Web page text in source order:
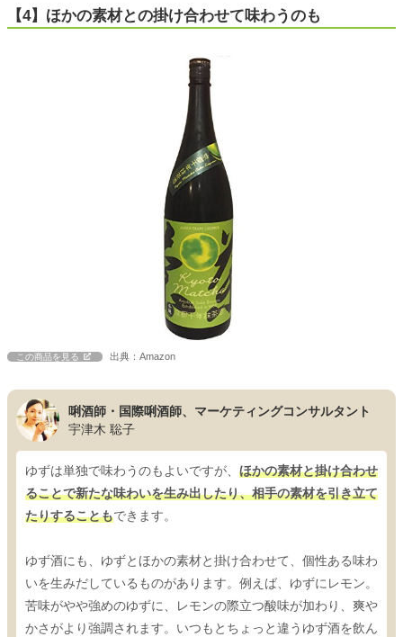
【4】ほかの素材との掛け合わせて味わうのも
この商品を見る 出典：Amazon
唎酒師・国際唎酒師、マーケティングコンサルタント
宇津木 聡子
ゆずは単独で味わうのもよいですが、 ほかの素材と掛け合わせ
ることで新たな味わいを生み出したり、相手の素材を引き立て
たりすることもできます。
ゆず酒にも、ゆずとほかの素材と掛け合わせて、個性ある味わ
いを生みだしているものがあります。例えば、ゆずにレモン。
苦味がやや強めのゆずに、レモンの際立つ酸味が加わり、爽や
かさがより強調されます。いつもとちょっと違うゆず酒を飲ん